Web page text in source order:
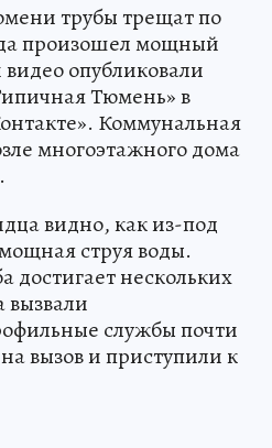
трубы трещат по
произошел мощный
опубликовали
Тюмень» в
Коммунальная
многоэтажного дома
видно, как из-под
струя воды.
достигает нескольких
службы почти
вызов и приступили к